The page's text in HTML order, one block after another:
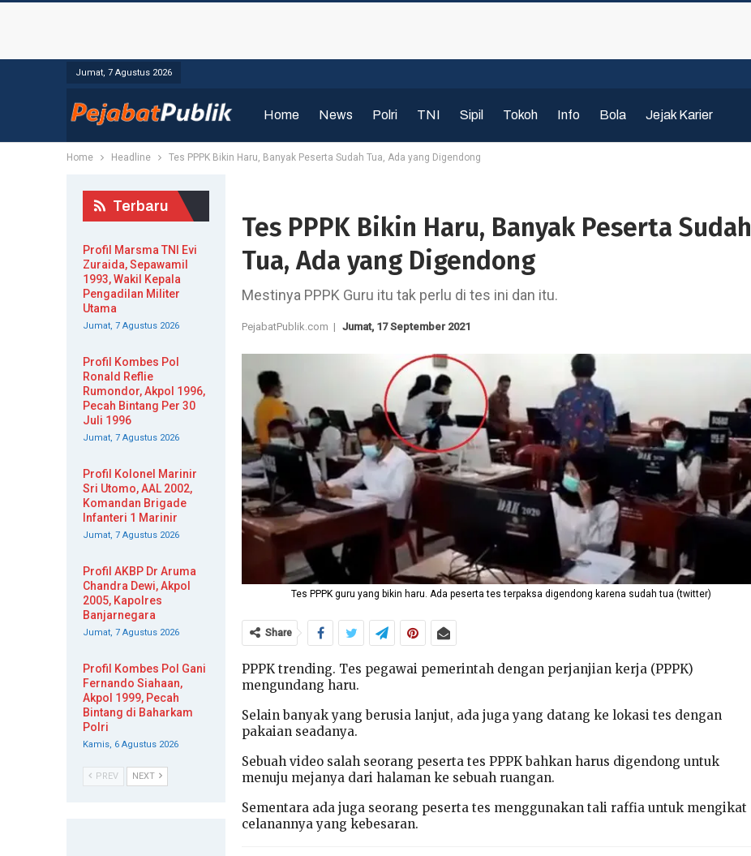
Jumat, 7 Agustus 2026
Home News Polri TNI Sipil Tokoh Info Bola Jejak Karier
Home Headline Tes PPPK Bikin Haru, Banyak Peserta Sudah Tua, Ada yang Digendong
Tes PPPK Bikin Haru, Banyak Peserta Sudah
Tua, Ada yang Digendong
Mestinya PPPK Guru itu tak perlu di tes ini dan itu.
PejabatPublik.com | Jumat, 17 September 2021
Tes PPPK guru yang bikin haru. Ada peserta tes terpaksa digendong karena sudah tua (twitter)
Share
PPPK trending. Tes pegawai pemerintah dengan perjanjian kerja (PPPK)
mengundang haru.
Selain banyak yang berusia lanjut, ada juga yang datang ke lokasi tes dengan
pakaian seadanya.
Sebuah video salah seorang peserta tes PPPK bahkan harus digendong untuk
menuju mejanya dari halaman ke sebuah ruangan.
Sementara ada juga seorang peserta tes menggunakan tali raffia untuk mengikat
celanannya yang kebesaran.
Terbaru
Profil Marsma TNI Evi
Zuraida, Sepawamil
1993, Wakil Kepala
Pengadilan Militer
Utama
Jumat, 7 Agustus 2026
Profil Kombes Pol
Ronald Reflie
Rumondor, Akpol 1996,
Pecah Bintang Per 30
Juli 1996
Jumat, 7 Agustus 2026
Profil Kolonel Marinir
Sri Utomo, AAL 2002,
Komandan Brigade
Infanteri 1 Marinir
Jumat, 7 Agustus 2026
Profil AKBP Dr Aruma
Chandra Dewi, Akpol
2005, Kapolres
Banjarnegara
Jumat, 7 Agustus 2026
Profil Kombes Pol Gani
Fernando Siahaan,
Akpol 1999, Pecah
Bintang di Baharkam
Polri
Kamis, 6 Agustus 2026
PREV NEXT